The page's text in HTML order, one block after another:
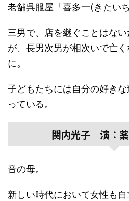
老舗呉服屋「喜多一(きたい
三男で、店を継ぐことはな
が、長男次男が相次いで亡
に。
子どもたちには自分の好き
っている。
関内光子 演：
音の母。
新しい時代において女性も